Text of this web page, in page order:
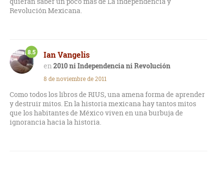
Revolución Mexicana.
Ian Vangelis
2010 ni Independencia ni Revolución
8.5
8 de noviembre de 2011
Como todos los libros de RIUS, una amena forma de aprender
y destruir mitos. En la historia mexicana hay tantos mitos
que los habitantes de México viven en una burbuja de
ignorancia hacia la historia.